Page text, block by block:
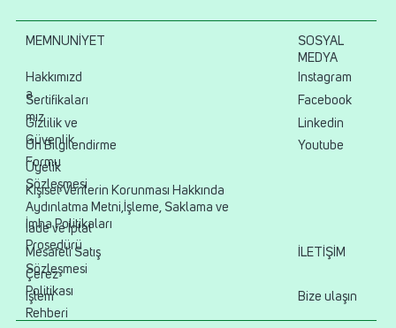
Hakkımızd
a
Sertifikaları
mız
MEMNUNİYET
Gizlilik ve
Güvenlik
Ön Bilgilendirme
Formu
Üyelik
Sözleşmesi
Kişisel Verilerin Korunması Hakkında
Aydınlatma Metni,İşleme, Saklama ve
İmha Politikaları
İade ve İptal
Prosedürü
Mesafeli Satış
Sözleşmesi
Çerez
Politikası
İşlem
Rehberi
SOSYAL
MEDYA
Instagram
Facebook
Linkedin
Youtube
İLETİŞİM
Bize ulaşın